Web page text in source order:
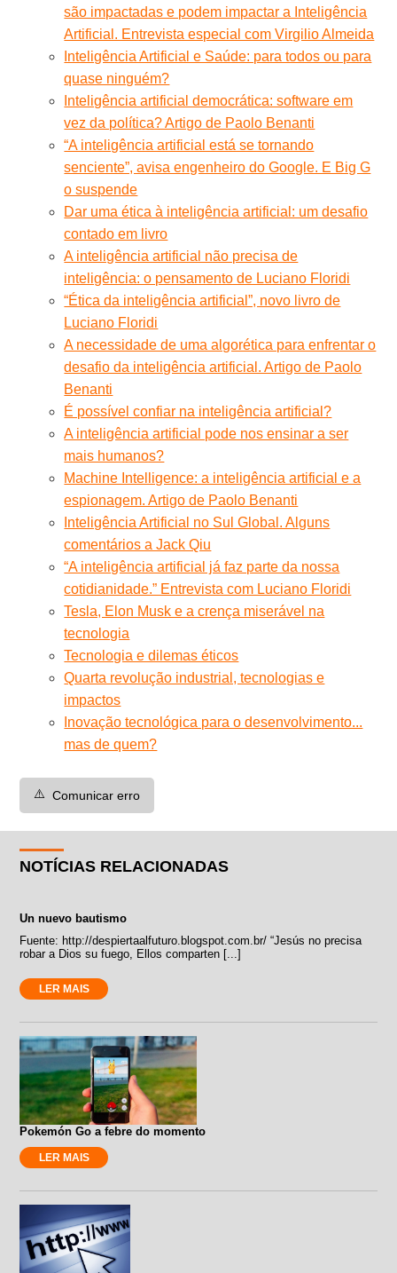
são impactadas e podem impactar a Inteligência
Artificial. Entrevista especial com Virgilio Almeida
Inteligência Artificial e Saúde: para todos ou para
quase ninguém?
Inteligência artificial democrática: software em
vez da política? Artigo de Paolo Benanti
“A inteligência artificial está se tornando
senciente”, avisa engenheiro do Google. E Big G
o suspende
Dar uma ética à inteligência artificial: um desafio
contado em livro
A inteligência artificial não precisa de
inteligência: o pensamento de Luciano Floridi
“Ética da inteligência artificial”, novo livro de
Luciano Floridi
A necessidade de uma algorética para enfrentar o
desafio da inteligência artificial. Artigo de Paolo
Benanti
É possível confiar na inteligência artificial?
A inteligência artificial pode nos ensinar a ser
mais humanos?
Machine Intelligence: a inteligência artificial e a
espionagem. Artigo de Paolo Benanti
Inteligência Artificial no Sul Global. Alguns
comentários a Jack Qiu
“A inteligência artificial já faz parte da nossa
cotidianidade.” Entrevista com Luciano Floridi
Tesla, Elon Musk e a crença miserável na
tecnologia
Tecnologia e dilemas éticos
Quarta revolução industrial, tecnologias e
impactos
Inovação tecnológica para o desenvolvimento...
mas de quem?
⚠️ Comunicar erro
NOTÍCIAS RELACIONADAS
Un nuevo bautismo
Fuente: http://despiertaalfuturo.blogspot.com.br/ “Jesús no precisa
robar a Dios su fuego, Ellos comparten [...]
LER MAIS
Pokemón Go a febre do momento
LER MAIS